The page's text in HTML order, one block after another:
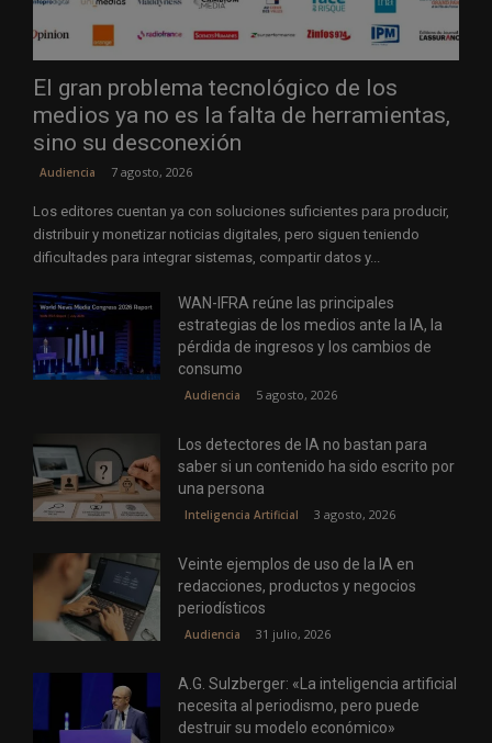
El gran problema tecnológico de los
medios ya no es la falta de herramientas,
sino su desconexión
Audiencia 7 agosto, 2026
Los editores cuentan ya con soluciones suficientes para producir,
distribuir y monetizar noticias digitales, pero siguen teniendo
dificultades para integrar sistemas, compartir datos y...
WAN-IFRA reúne las principales
estrategias de los medios ante la IA, la
pérdida de ingresos y los cambios de
consumo
Audiencia 5 agosto, 2026
Los detectores de IA no bastan para
saber si un contenido ha sido escrito por
una persona
Inteligencia Artificial 3 agosto, 2026
Veinte ejemplos de uso de la IA en
redacciones, productos y negocios
periodísticos
Audiencia 31 julio, 2026
A.G. Sulzberger: «La inteligencia artificial
necesita al periodismo, pero puede
destruir su modelo económico»